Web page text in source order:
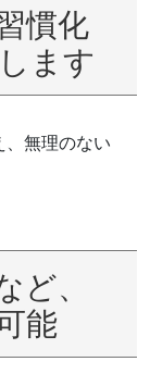
慣化
ます
無理のない
、
能